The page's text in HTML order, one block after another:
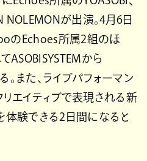
NOLEMONが出演。4月6日
のEchoes所属2組のほ
ASOBISYSTEMから
。また、ライブパフォーマン
リエイティブで表現される新
体験できる2日間になると